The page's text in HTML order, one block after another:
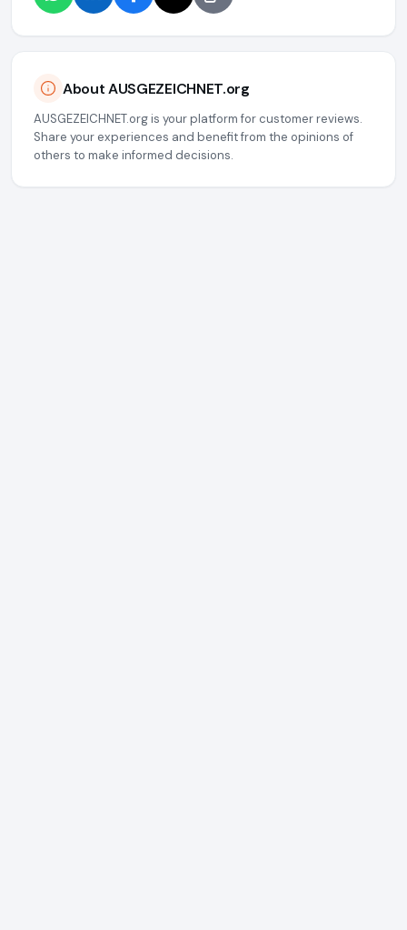
About AUSGEZEICHNET.org
AUSGEZEICHNET.org is your platform for customer reviews.
Share your experiences and benefit from the opinions of
others to make informed decisions.